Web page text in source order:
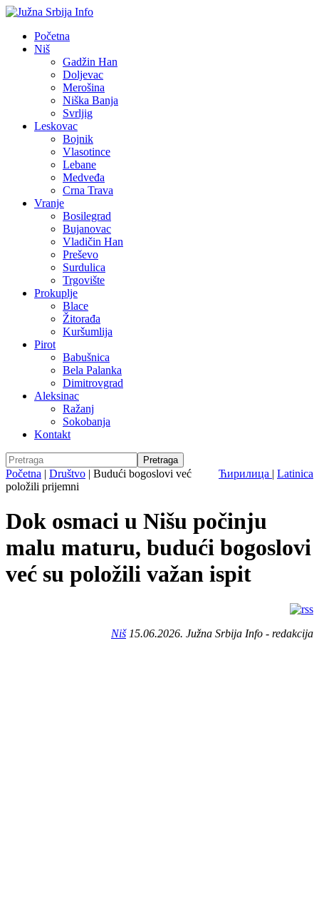
Početna
Niš
Gadžin Han
Doljevac
Merošina
Niška Banja
Svrljig
Leskovac
Bojnik
Vlasotince
Lebane
Medveđa
Crna Trava
Vranje
Bosilegrad
Bujanovac
Vladičin Han
Preševo
Surdulica
Trgovište
Prokuplje
Blace
Žitorađa
Kuršumlija
Pirot
Babušnica
Bela Palanka
Dimitrovgrad
Aleksinac
Ražanj
Sokobanja
Kontakt
Ћирилица | Latinica
Početna | Društvo | Budući bogoslovi već
položili prijemni
Dok osmaci u Nišu počinju
malu maturu, budući bogoslovi
već su položili važan ispit
Niš15.06.2026. Južna Srbija Info - redakcija